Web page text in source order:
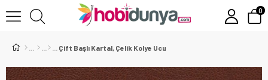
0
Çift Başlı Kartal, Çelik Kolye Ucu